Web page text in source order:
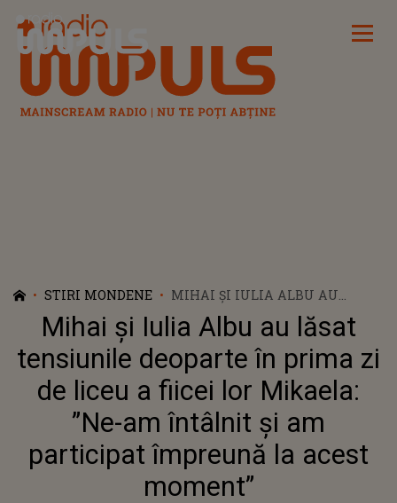
Radio Impuls
STIRI MONDENE
MIHAI ȘI IULIA ALBU AU
LĂSAT TENSIUNILE DEOPARTE
ÎN PRIMA ZI DE LICEU A FIICEI
LOR MIKAELA: ”NE-AM
ÎNTÂLNIT ȘI AM PARTICIPAT
ÎMPREUNĂ LA ACEST
Mihai și Iulia Albu au lăsat
tensiunile deoparte în prima zi
de liceu a fiicei lor Mikaela:
”Ne-am întâlnit și am
participat împreună la acest
moment”